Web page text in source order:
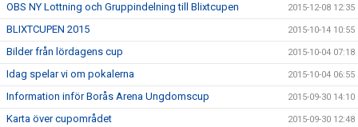
OBS NY Lottning och Gruppindelning till Blixtcupen 2015-12-08 12:35
BLIXTCUPEN 2015 2015-10-14 10:55
Bilder från lördagens cup 2015-10-04 07:18
Idag spelar vi om pokalerna 2015-10-04 06:55
Information inför Borås Arena Ungdomscup 2015-09-30 14:10
Karta över cupområdet 2015-09-30 12:48